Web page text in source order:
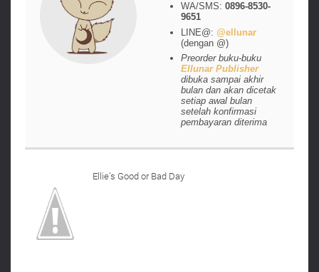
WA/SMS:0896-8530-
9651
LINE@:@ellunar
(dengan @)
Preorder buku-buku
Ellunar Publisher
dibuka sampai akhir
bulan dan akan dicetak
setiap awal bulan
setelah konfirmasi
pembayaran diterima
Ellie’s Good or Bad Day